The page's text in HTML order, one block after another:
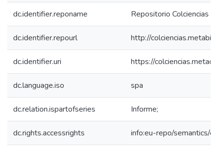
dc.identifier.reponame Repositorio Colciencias
dc.identifier.repourl http://
dc.identifier.uri https://
dc.language.iso spa
dc.relation.ispartofseries Informe;
dc.rights.accessrights info:eu-repo/semantics/